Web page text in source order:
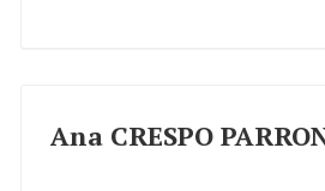
Ana CRESPO